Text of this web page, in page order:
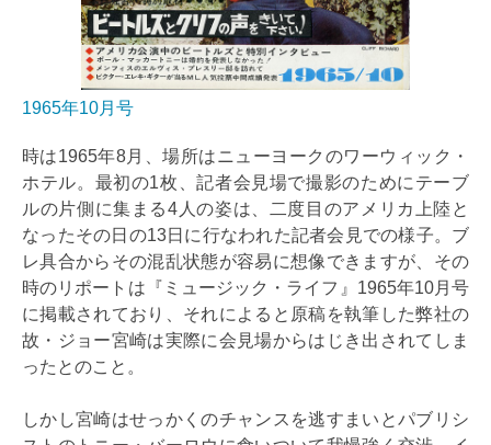
1965年10月号
時は1965年8月、場所はニューヨークのワーウィック・
ホテル。最初の1枚、記者会見場で撮影のためにテーブ
ルの片側に集まる4人の姿は、二度目のアメリカ上陸と
なったその日の13日に行なわれた記者会見での様子。ブ
レ具合からその混乱状態が容易に想像できますが、その
時のリポートは『ミュージック・ライフ』1965年10月号
に掲載されており、それによると原稿を執筆した弊社の
故・ジョー宮崎は実際に会見場からはじき出されてしま
ったとのこと。
しかし宮崎はせっかくのチャンスを逃すまいとパブリシ